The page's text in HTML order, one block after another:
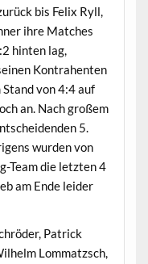
bis Felix Ryll,
ihre Matches
hinten lag,
Kontrahenten
Stand von 4:4 auf
an. Nach großem
5.
wurden von
Team die letzten 4
am Ende leider
Patrick
Lommatzsch,